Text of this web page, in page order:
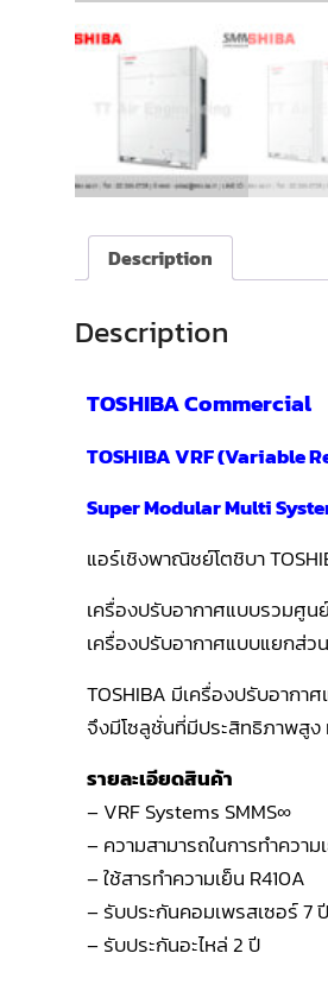
Description
Description
TOSHIBA Commercial
TOSHIBA VRF (Variable
Super Modular Multi
แอร์เชิงพาณิชย์โตชิบา
เครื่องปรับอากาศแบบรวมศู
เครื่องปรับอากาศแบบแยกส่
TOSHIBA มีเครื่องปรับอาก
จึงมีโซลูชั่นที่มีประสิทธิภาพสูง
รายละเอียดสินค้า
– VRF Systems SMMS∞
– ความสามารถในการทำควา
– ใช้สารทำความเย็น R410A
– รับประกันคอมเพรสเซอร์ 7 ปี
– รับประกันอะไหล่ 2 ปี